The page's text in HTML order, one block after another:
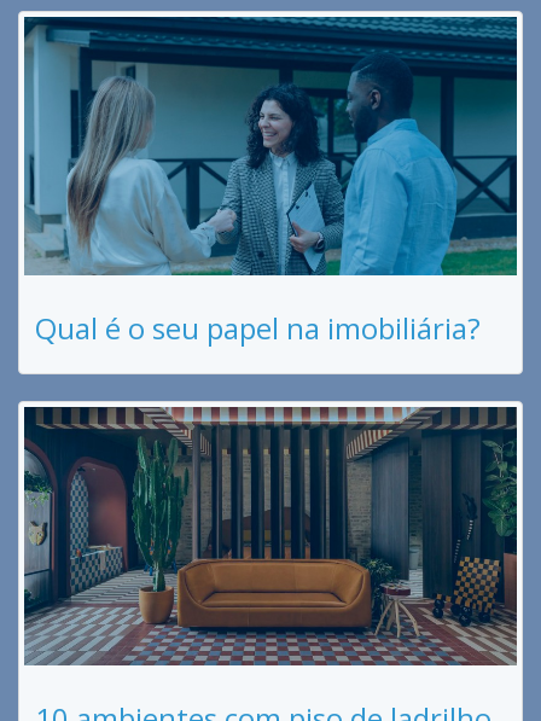
Qual é o seu papel na imobiliária?